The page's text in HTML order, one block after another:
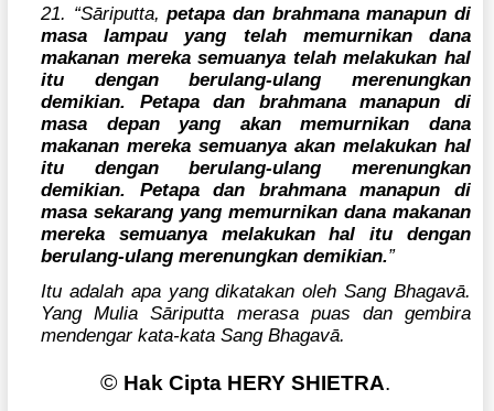
21. “Sāriputta,petapa dan brahmana manapun di
masa lampau yang telah memurnikan dana
makanan mereka semuanya telah melakukan hal
itu dengan berulang-ulang merenungkan
demikian. Petapa dan brahmana manapun di
masa depan yang akan memurnikan dana
makanan mereka semuanya akan melakukan hal
itu dengan berulang-ulang merenungkan
demikian. Petapa dan brahmana manapun di
masa sekarang yang memurnikan dana makanan
mereka semuanya melakukan hal itu dengan
berulang-ulang merenungkan demikian.”
Itu adalah apa yang dikatakan oleh Sang Bhagavā.
Yang Mulia Sāriputta merasa puas dan gembira
mendengar kata-kata Sang Bhagavā.
© Hak Cipta HERY SHIETRA.